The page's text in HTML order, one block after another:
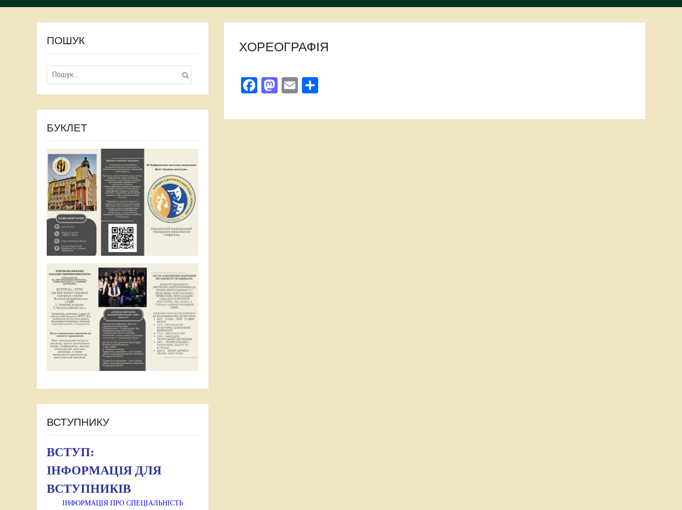
ХОРЕОГРАФІЯ
Facebook
Mastodon
Email
ПОШУК
Пошук:
БУКЛЕТ
ВСТУПНИКУ
ВСТУП:
ІНФОРМАЦІЯ ДЛЯ
ВСТУПНИКІВ
ІНФОРМАЦІЯ ПРО СПЕЦІАЛЬНІСТЬ